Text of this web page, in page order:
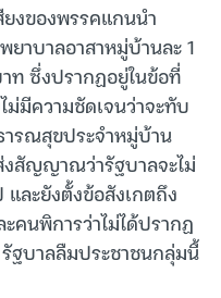
งของพรรคแกนนำ
ยาบาลอาสาหมู่บ้านละ 1
ท ซึ่งปรากฏอยู่ในข้อที่
มีความชัดเจนว่าจะทับ
รณสุขประจำหมู่บ้าน
งสัญญาณว่ารัฐบาลจะไม่
ละยังตั้งข้อสังเกตถึง
คนพิการว่าไม่ได้ปรากฏ
ฐบาลลืมประชาชนกลุ่มนี้